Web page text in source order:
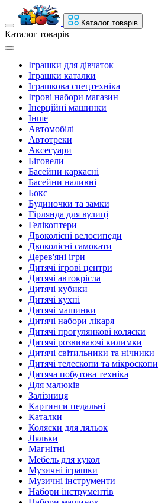
Каталог товарів
Каталог товарів
Іграшки для дівчаток
Іграшки каталки
Іграшкова спецтехніка
Ігрові набори магазин
Інерційні машинки
Інше
Автомобілі
Автотреки
Аксесуари
Біговели
Басейни каркасні
Басейни наливні
Бокс
Будиночки та замки
Гірлянда для вулиці
Гелікоптери
Двоколісні велосипеди
Двоколісні самокати
Дерев'яні ігри
Дитячі ігрові центри
Дитячі автокрісла
Дитячі кубики
Дитячі кухні
Дитячі машинки
Дитячі набори лікаря
Дитячі прогулянкові коляски
Дитячі розвиваючі килимки
Дитячі світильники та нічники
Дитячі телескопи та мікроскопи
Дитяча побутова техніка
Для малюків
Залізниця
Картинги педальні
Каталки
Коляски для ляльок
Ляльки
Магнітні
Мебель для кукол
Музичні іграшки
Музичні інструменти
Набори інструментів